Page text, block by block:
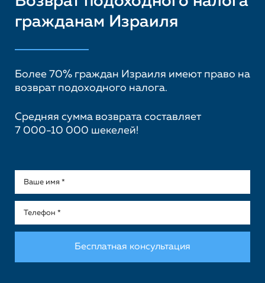
гражданам Израиля
Более 70% граждан Израиля имеют право на
возврат подоходного налога.
Средняя сумма возврата составляет
7 000-10 000 шекелей!